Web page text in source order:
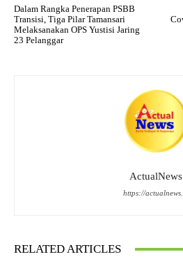
Dalam Rangka Penerapan PSBB
Transisi, Tiga Pilar Tamansari
Melaksanakan OPS Yustisi Jaring
23 Pelanggar
ActualNews
https://
RELATED ARTICLES